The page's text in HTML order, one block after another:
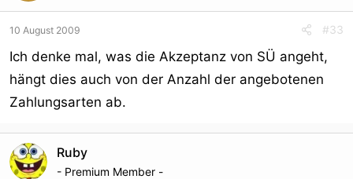
10 August 2009 #33
Ich denke mal, was die Akzeptanz von SÜ angeht,
hängt dies auch von der Anzahl der angebotenen
Zahlungsarten ab.
Ruby
- Premium Member -